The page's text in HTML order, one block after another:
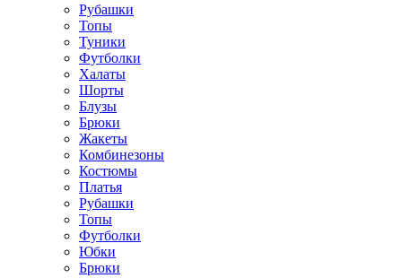
Рубашки
Топы
Туники
Футболки
Халаты
Шорты
Блузы
Брюки
Жакеты
Комбинезоны
Костюмы
Платья
Рубашки
Топы
Футболки
Юбки
Брюки